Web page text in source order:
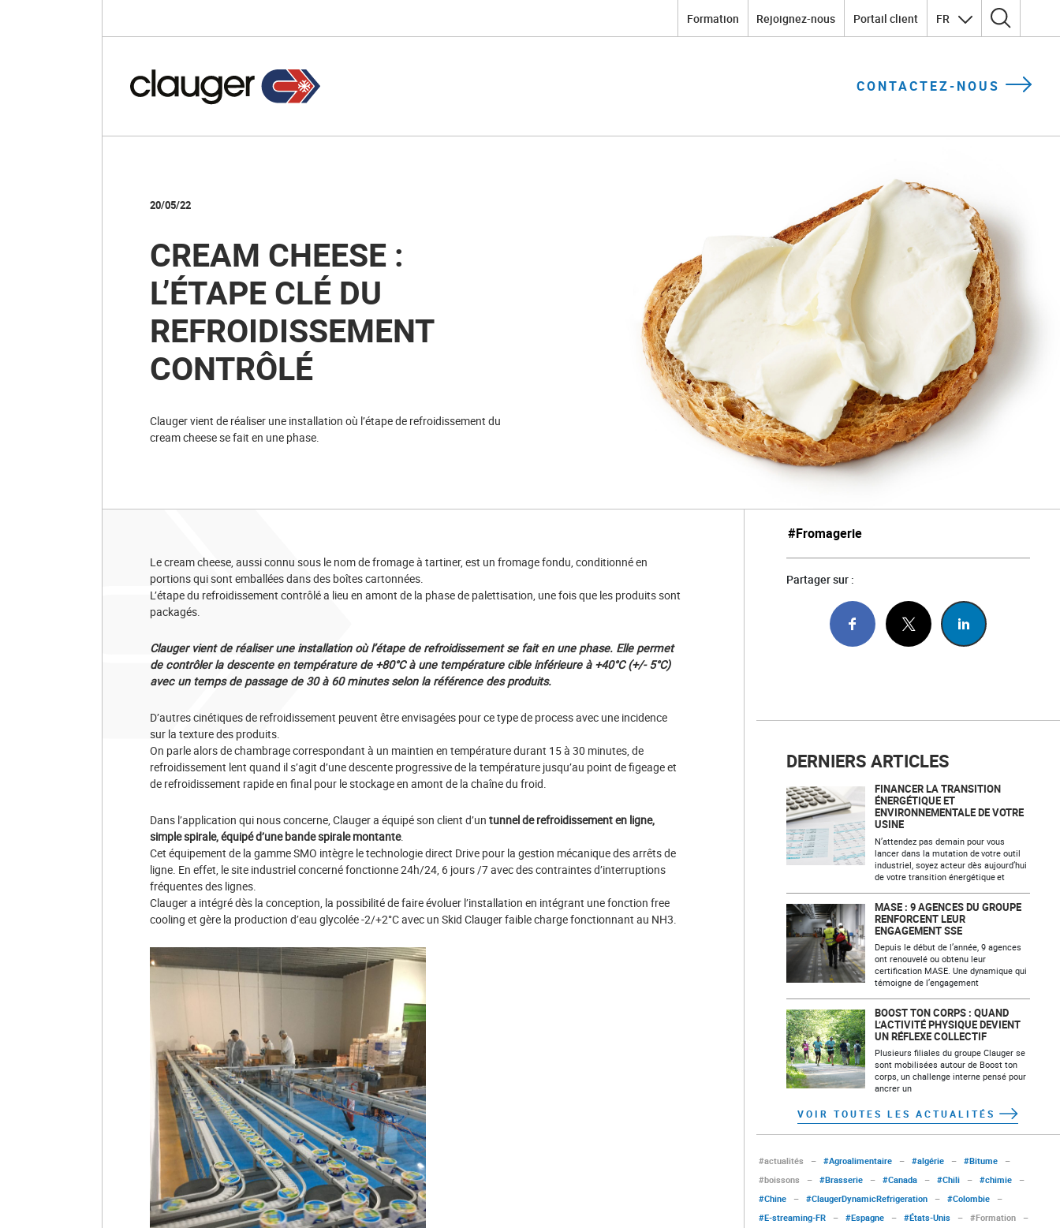
Formation Rejoignez-nous Portail client FR Rechercher :
CONTACTEZ-NOUS
20/05/22
CREAM CHEESE :
L’ÉTAPE CLÉ DU
REFROIDISSEMENT
CONTRÔLÉ
Clauger vient de réaliser une installation où l’étape de refroidissement du
cream cheese se fait en une phase.
Le cream cheese, aussi connu sous le nom de fromage à tartiner, est un fromage fondu, conditionné en
portions qui sont emballées dans des boîtes cartonnées.
L’étape du refroidissement contrôlé a lieu en amont de la phase de palettisation, une fois que les produits sont
packagés.
Clauger vient de réaliser une installation où l’étape de refroidissement se fait en une phase. Elle permet
de contrôler la descente en température de +80°C à une température cible inférieure à +40°C (+/- 5°C)
avec un temps de passage de 30 à 60 minutes selon la référence des produits.
D’autres cinétiques de refroidissement peuvent être envisagées pour ce type de process avec une incidence
sur la texture des produits.
On parle alors de chambrage correspondant à un maintien en température durant 15 à 30 minutes, de
refroidissement lent quand il s’agit d’une descente progressive de la température jusqu’au point de figeage et
de refroidissement rapide en final pour le stockage en amont de la chaîne du froid.
Dans l’application qui nous concerne, Clauger a équipé son client d’un tunnel de refroidissement en ligne,
simple spirale, équipé d’une bande spirale montante.
Cet équipement de la gamme SMO intègre le technologie direct Drive pour la gestion mécanique des arrêts de
ligne. En effet, le site industriel concerné fonctionne 24h/24, 6 jours /7 avec des contraintes d’interruptions
fréquentes des lignes.
Clauger a intégré dès la conception, la possibilité de faire évoluer l’installation en intégrant une fonction free
cooling et gère la production d’eau glycolée -2/+2°C avec un Skid Clauger faible charge fonctionnant au NH3.
#Fromagerie
Partager sur :
DERNIERS ARTICLES
FINANCER LA TRANSITION
ÉNERGÉTIQUE ET
ENVIRONNEMENTALE DE VOTRE
USINE
N’attendez pas demain pour vous
lancer dans la mutation de votre outil
industriel, soyez acteur dès aujourd’hui
de votre transition énergétique et
MASE : 9 AGENCES DU GROUPE
RENFORCENT LEUR
ENGAGEMENT SSE
Depuis le début de l’année, 9 agences
ont renouvelé ou obtenu leur
certification MASE. Une dynamique qui
témoigne de l’engagement
BOOST TON CORPS : QUAND
L’ACTIVITÉ PHYSIQUE DEVIENT
UN RÉFLEXE COLLECTIF
Plusieurs filiales du groupe Clauger se
sont mobilisées autour de Boost ton
corps, un challenge interne pensé pour
ancrer un
VOIR TOUTES LES ACTUALITÉS
#actualités – #Agroalimentaire – #algérie – #Bitume
–
#boissons
– #Brasserie – #Canada – #Chili – #chimie
–
#Chine
– #ClaugerDynamicRefrigeration – #Colombie
–
#E-streaming-FR
– #Espagne – #États-Unis – #Formation
–